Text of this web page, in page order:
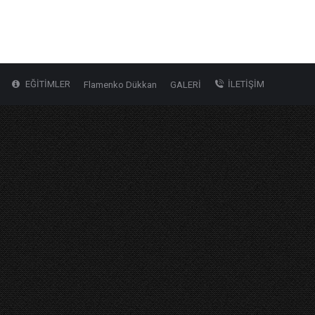
EĞİTİMLER Flamenko Dükkan GALERİ İLETİŞİM